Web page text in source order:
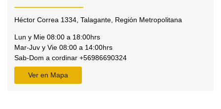
Héctor Correa 1334, Talagante, Región Metropolitana
Lun y Mie 08:00 a 18:00hrs
Mar-Juv y Vie 08:00 a 14:00hrs
Sab-Dom a cordinar +56986690324
Ver en Mapa